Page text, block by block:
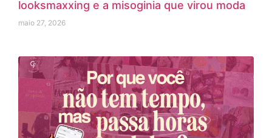
looksmaxxing e a misoginia que virou moda
maio 27, 2026